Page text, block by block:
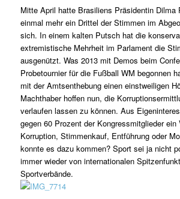
Mitte April hatte Brasiliens Präsidentin Dilma
einmal mehr ein Drittel der Stimmen im
sich. In einem kalten Putsch hat die
extremistische Mehrheit im Parlament die
ausgenützt. Was 2013 mit Demos beim
Probetournier für die Fußball WM begonnen
mit der Amtsenthebung einen einstweiligen
Machthaber hoffen nun, die
verlaufen lassen zu können. Aus
gegen 60 Prozent der Kongressmitglieder ein
Korruption, Stimmenkauf, Entführung oder
konnte es dazu kommen? Sport sei ja nicht
immer wieder von internationalen
Sportverbände.